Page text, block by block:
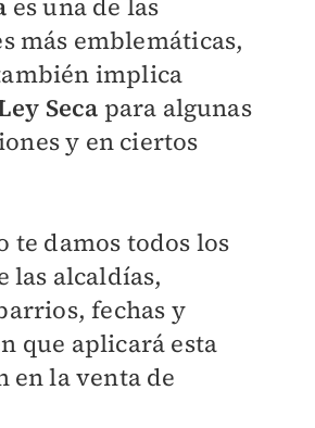
es una de las
más emblemáticas,
implica
Seca para algunas
y en ciertos
te damos todos los
las alcaldías,
fechas y
que aplicará esta
en la venta de